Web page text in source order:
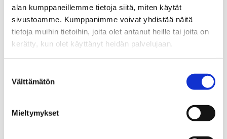
alan kumppaneillemme tietoja siitä, miten käytät
sivustoamme. Kumppanimme voivat yhdistää näitä
tietoja muihin tietoihin, joita olet antanut heille tai joita on
kerätty, kun olet käyttänyt heidän palvelujaan.
Välttämätön
Mieltymykset
Voi muuttaa evästeasetuksia
painikkeesta. Muuta valinta